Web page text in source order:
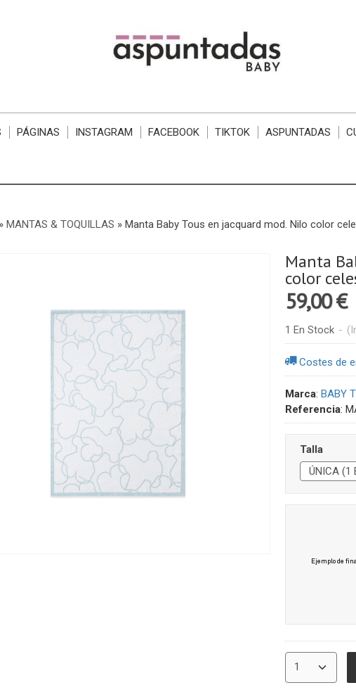
PÁGINAS INSTAGRAM FACEBOOK TIKTOK ASPUNTADAS
» MANTAS & TOQUILLAS » Manta Baby Tous en jacquard mod. Nilo color
Manta
color
59,00 €
1 En Stock -
Costes de
Marca: BABY
Referencia:
Talla